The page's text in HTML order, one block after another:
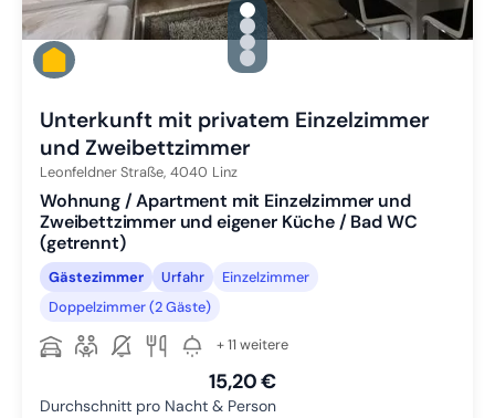
gallery.slide_selector
Zu Slide 1 wechseln
Zu Slide 2 wechseln
Zu Slide 3 wechseln
Zu Slide 4 wechseln
Unterkunft mit privatem Einzelzimmer
und Zweibettzimmer
Leonfeldner Straße, 4040 Linz
Wohnung / Apartment mit Einzelzimmer und
Zweibettzimmer und eigener Küche / Bad WC
(getrennt)
Gästezimmer Urfahr
Einzelzimmer
Doppelzimmer (2 Gäste)
+ 11 weitere
15,20 €
Durchschnitt pro Nacht & Person